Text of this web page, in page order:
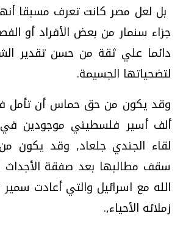
بل لعل مصر كانت تعرف مسبقا
جزاء سنمار من بعض الأفراد أو
دائما علي ثقة من حسن تقدير
لتضحياتها الجسيمة‏.‏
ألف أسير فلسطيني موجودين
لقاء الجندي جلعاد‏,‏ وقد يكون
سقف مطالبها بعد صفقة الأجداث
الله مع اسرائيل والتي أعادت
زملائه الأحياء‏,.